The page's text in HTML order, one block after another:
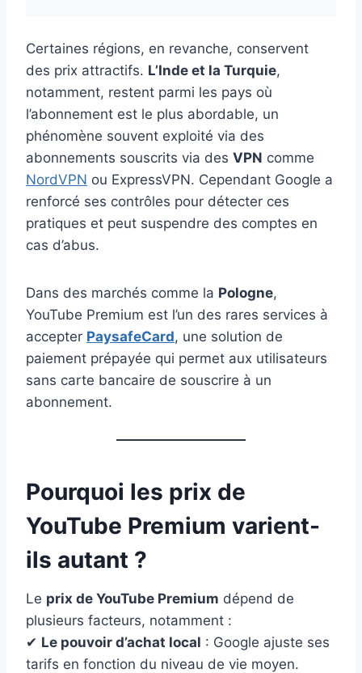
Certaines régions, en revanche, conservent
des prix attractifs. L’Inde et la Turquie,
notamment, restent parmi les pays où
l’abonnement est le plus abordable, un
phénomène souvent exploité via des
abonnements souscrits via des VPN comme
NordVPN ou ExpressVPN. Cependant Google a
renforcé ses contrôles pour détecter ces
pratiques et peut suspendre des comptes en
cas d’abus.
Dans des marchés comme la Pologne,
YouTube Premium est l’un des rares services à
accepter PaysafeCard, une solution de
paiement prépayée qui permet aux utilisateurs
sans carte bancaire de souscrire à un
abonnement.
Pourquoi les prix de
YouTube Premium varient-
ils autant ?
Le prix de YouTube Premium dépend de
plusieurs facteurs, notamment :
✔ Le pouvoir d’achat local : Google ajuste ses
tarifs en fonction du niveau de vie moyen.